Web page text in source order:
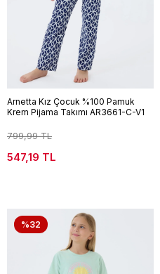
Arnetta Kız Çocuk %100 Pamuk
Krem Pijama Takımı AR3661-C-V1
799,99 TL
547,19 TL
%32